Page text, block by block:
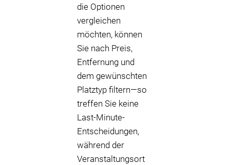
die Optionen
vergleichen
möchten, können
Sie nach Preis,
Entfernung und
dem gewünschten
Platztyp filtern—so
treffen Sie keine
Last-Minute-
Entscheidungen,
während der
Veranstaltungsort